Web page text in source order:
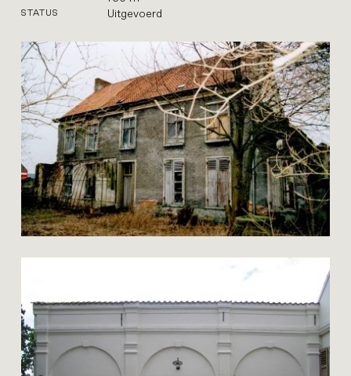
STATUS Uitgevoerd
korn restauratie